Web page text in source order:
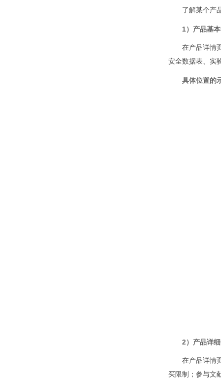
了解某个产
1）产品基本
在产品详情
安全数据表、实
具体位置的
2）产品详细
在产品详情
买限制；参与文